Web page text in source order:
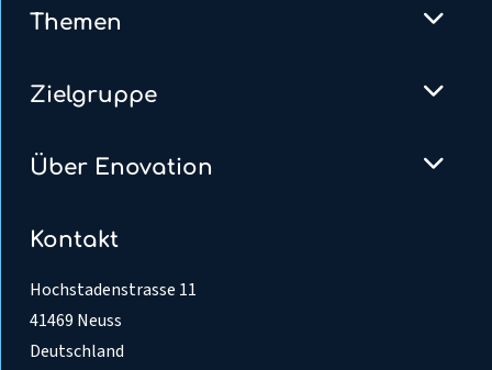
Themen
Zielgruppe
Über Enovation
Kontakt
Hochstadenstrasse 11
41469 Neuss
Deutschland